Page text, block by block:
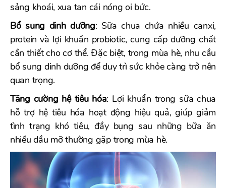
sảng khoái, xua tan cái nóng oi bức.
Bổ sung dinh dưỡng: Sữa chua chứa nhiều canxi,
protein và lợi khuẩn probiotic, cung cấp dưỡng chất
cần thiết cho cơ thể. Đặc biệt, trong mùa hè, nhu cầu
bổ sung dinh dưỡng để duy trì sức khỏe càng trở nên
quan trọng.
Tăng cường hệ tiêu hóa: Lợi khuẩn trong sữa chua
hỗ trợ hệ tiêu hóa hoạt động hiệu quả, giúp giảm
tình trạng khó tiêu, đầy bụng sau những bữa ăn
nhiều dầu mỡ thường gặp trong mùa hè.